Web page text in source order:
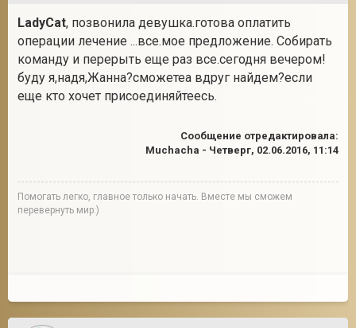
LadyCat, позвонила девушка.готова оплатить
операции лечение ...все.мое предложение. Собирать
команду и перерыть еще раз все.сегодня вечером!
буду я,надя,Жанна?сможетеа вдруг найдем?если
еще кто хочет присоединяйтеесь.
Сообщение отредактировала:
Muchacha - Четверг, 02.06.2016, 11:14
Помогать легко, главное только начать. Вместе мы сможем
перевернуть мир:)